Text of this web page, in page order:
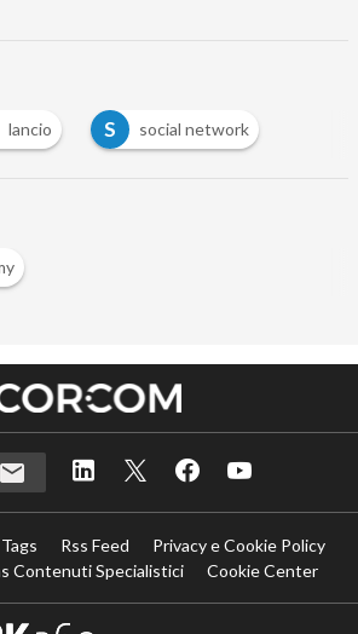
lancio S social network
Tags Rss Feed
Privacy e Cookie Policy
Contenuti Specialistici
Cookie Center